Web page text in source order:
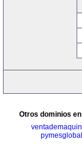
Otros dominios